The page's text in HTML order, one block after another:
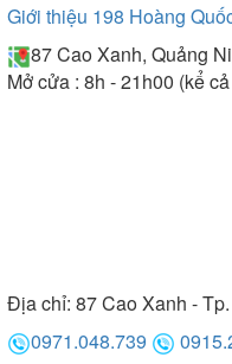
Giới thiệu 198 Hoàng
87 Cao Xanh, Quảng
Mở cửa : 8h - 21h00 (kể
Địa chỉ: 87 Cao Xanh -
0971.048.739